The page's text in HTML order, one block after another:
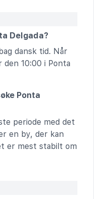
Delgada?
dansk tid. Når
den 10:00 i Ponta
Ponta
periode med det
en by, der kan
er mest stabilt om